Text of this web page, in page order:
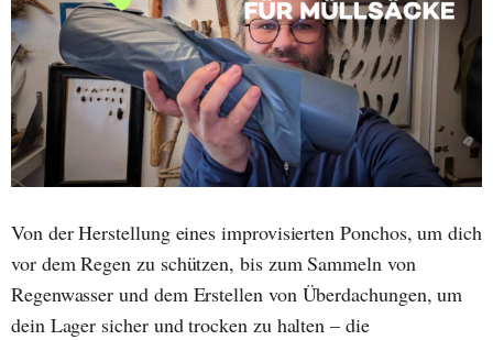
Von der Herstellung eines improvisierten Ponchos, um dich
vor dem Regen zu schützen, bis zum Sammeln von
Regenwasser und dem Erstellen von Überdachungen, um
dein Lager sicher und trocken zu halten – die